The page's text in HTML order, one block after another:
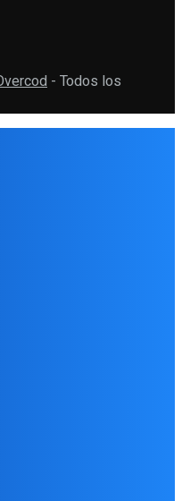
- Todos los